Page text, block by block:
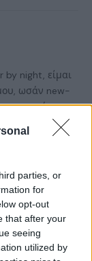
parties, or
for
opt-out
that after your
seeing
utilized by
by night, είμαι
ωσάν new-
να λιώσω κάθε
στα χέρια μου-
κοντά.